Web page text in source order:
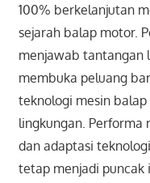
100% berkelanjutan
sejarah balap motor.
menjawab tantangan
membuka peluang
teknologi mesin
lingkungan. Performa
dan adaptasi
tetap menjadi puncak